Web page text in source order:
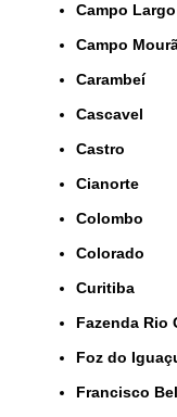
Campo Largo
Campo
Carambeí
Cascavel
Castro
Cianorte
Colombo
Colorado
Curitiba
Fazenda Rio
Foz do
Francisco